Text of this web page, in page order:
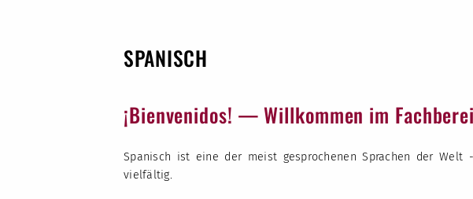
SPANISCH
¡Bienvenidos! — Willkommen im
Spanisch ist eine der meist gesprochenen Sprachen der
vielfältig.